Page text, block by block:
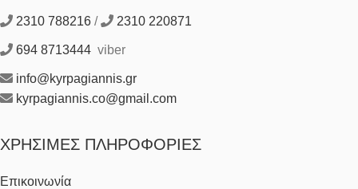
2310 788216 / 2310 220871
694 8713444 viber
info@kyrpagiannis.gr
kyrpagiannis.co@gmail.com
ΧΡΉΣΙΜΕΣ ΠΛΗΡΟΦΟΡΊΕΣ
Επικοινωνία